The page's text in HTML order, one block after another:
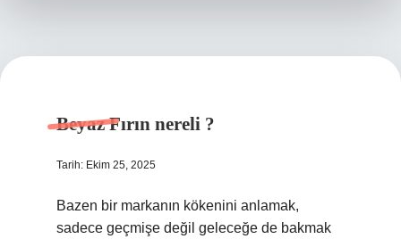
Beyaz Fırın nereli ?
Tarih: Ekim 25, 2025
Bazen bir markanın kökenini anlamak,
sadece geçmişe değil geleceğe de bakmak